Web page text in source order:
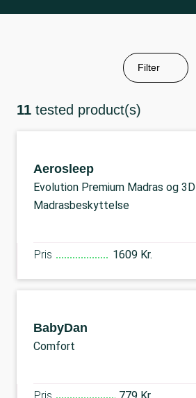
Filter
11 tested product(s)
Aerosleep
Evolution Premium Madras og 3D
Madrasbeskyttelse
Pris 1609 Kr.
BabyDan
Comfort
Pris 779 Kr.